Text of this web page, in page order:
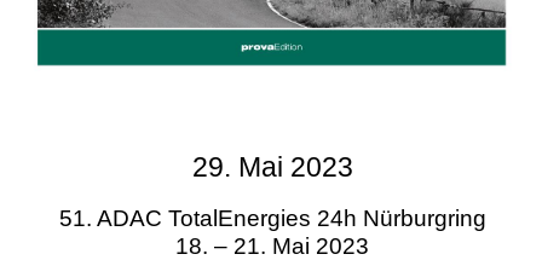
29. Mai 2023
51. ADAC TotalEnergies 24h Nürburgring
18. – 21. Mai 2023